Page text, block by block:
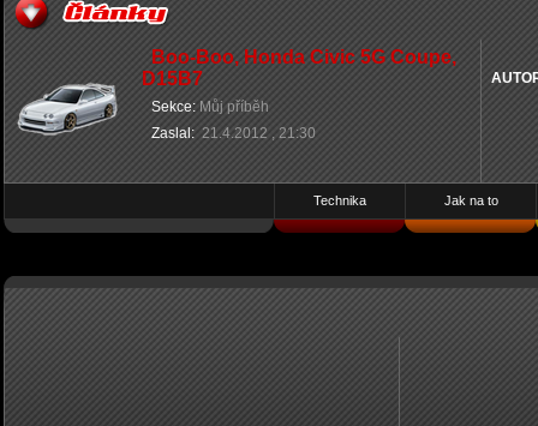
Boo-Boo, Honda Civic 5G Coupe,
D15B7
Sekce: Můj příběh
Zaslal: 21.4.2012 , 21:30
Technika Jak na to